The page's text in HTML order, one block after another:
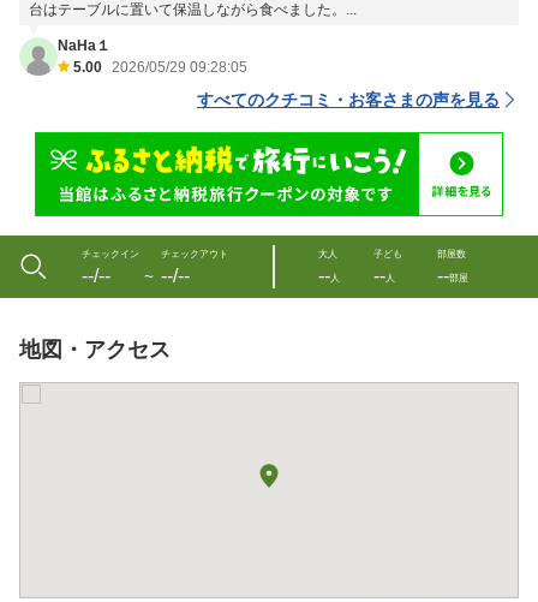
台はテーブルに置いて保温しながら食べました。...
NaHa１
5.00 2026/05/29 09:28:05
すべてのクチコミ・お客さまの声を見る
チェックイン
--/-- 〜
チェックアウト
--/--
大人
--人
子ども
--人
部屋数
--部屋
地図・アクセス